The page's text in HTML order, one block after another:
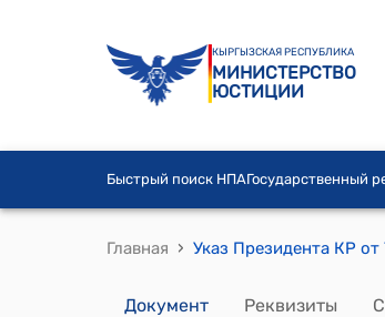
КЫРГЫЗСКАЯ РЕСПУБЛИКА
МИНИСТЕРСТВО
ЮСТИЦИИ
Быстрый поиск НПАГосударственный
Главная › Указ Президента КР
Документ Реквизиты